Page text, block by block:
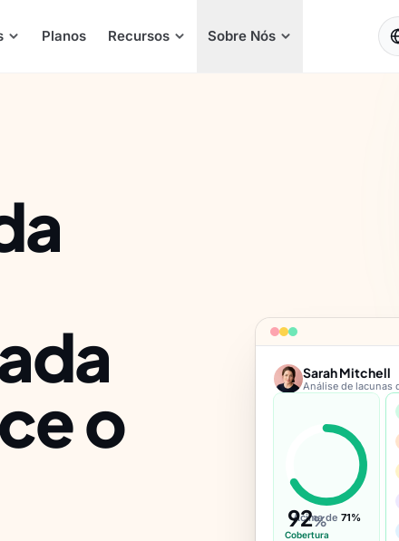
Planos Recursos Sobre Nós PT
o
Sarah Mitchell
Análise de lacunas
92%
Cobertura
Acima de 71%